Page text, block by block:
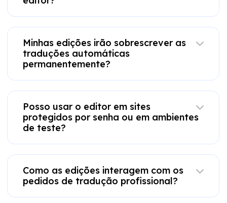
Minhas edições irão sobrescrever as
traduções automáticas
permanentemente?
Posso usar o editor em sites
protegidos por senha ou em ambientes
de teste?
Como as edições interagem com os
pedidos de tradução profissional?